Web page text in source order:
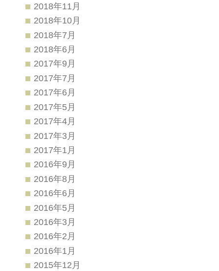
2018年11月
2018年10月
2018年7月
2018年6月
2017年9月
2017年7月
2017年6月
2017年5月
2017年4月
2017年3月
2017年1月
2016年9月
2016年8月
2016年6月
2016年5月
2016年3月
2016年2月
2016年1月
2015年12月